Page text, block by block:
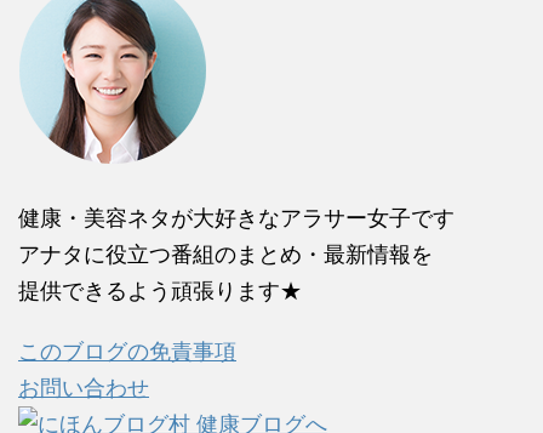
健康・美容ネタが大好きなアラサー女子です
アナタに役立つ番組のまとめ・最新情報を
提供できるよう頑張ります★
このブログの免責事項
お問い合わせ